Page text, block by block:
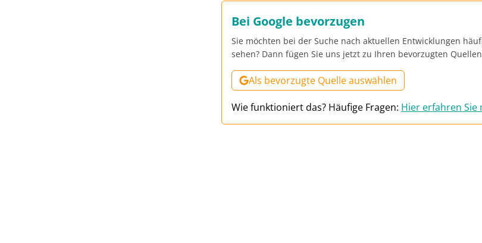
Bei Google bevorzugen
Sie möchten bei der Suche nach aktuellen Entwicklungen
sehen? Dann fügen Sie uns jetzt zu Ihren bevorzugten
Als bevorzugte Quelle auswählen
Wie funktioniert das? Häufige Fragen: Hier erfahren Sie